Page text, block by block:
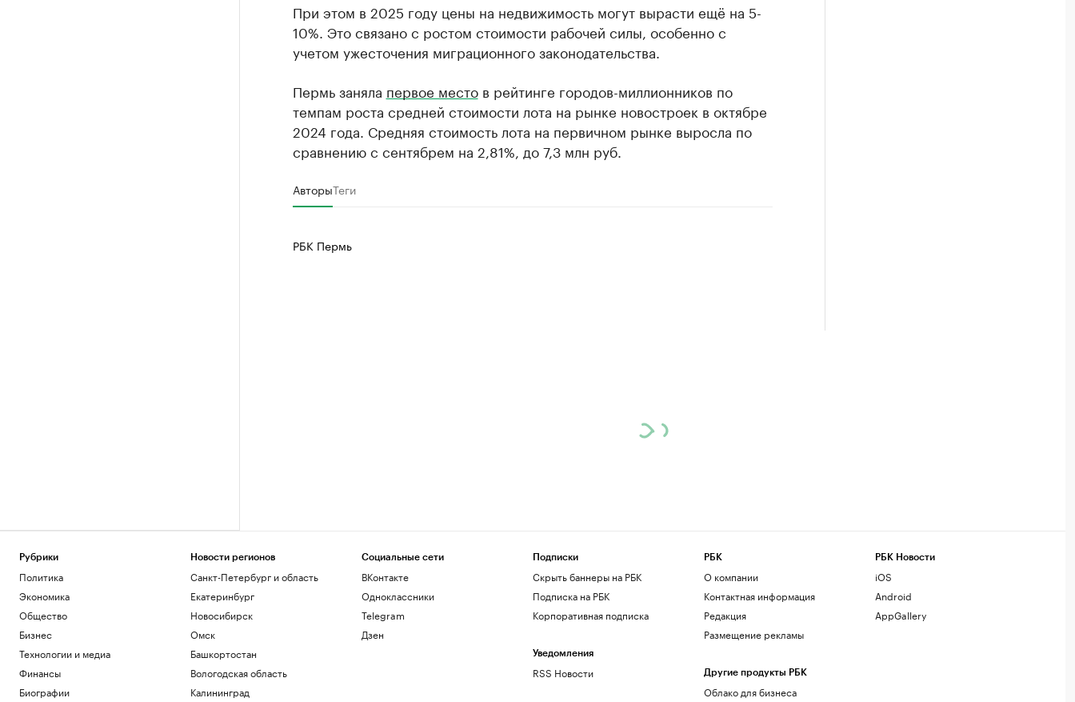
Крупнейшие производители и продавцы медийной продукции
Ознакомьтесь с информацией в каталоге
При этом в 2025 году цены на недвижимость могут вырасти ещё на 5-
10%. Это связано с ростом стоимости рабочей силы, особенно с
учетом ужесточения миграционного законодательства.
Пермь заняла первое местов рейтинге городов-миллионников по
темпам роста средней стоимости лота на рынке новостроек в октябре
2024 года. Средняя стоимость лота на первичном рынке выросла по
сравнению с сентябрем на 2,81%, до 7,3 млн руб.
АвторыТеги
РБК Пермь
Рубрики
Политика
Экономика
Общество
Бизнес
Технологии и медиа
Финансы
Биографии
Новости регионов
Санкт-Петербург и область
Екатеринбург
Новосибирск
Омск
Башкортостан
Вологодская область
Калининград
Социальные сети
ВКонтакте
Одноклассники
Telegram
Дзен
Подписки
Скрыть баннеры на РБК
Подписка на РБК
Корпоративная подписка
Уведомления
RSS Новости
РБК
О компании
Контактная информация
Редакция
Размещение рекламы
Другие продукты РБК
Облако для бизнеса
РБК Новости
iOS
Android
AppGallery